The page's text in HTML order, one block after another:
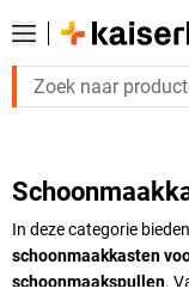
In deze categorie
schoonmaakkasten
schoonmaakspullen.